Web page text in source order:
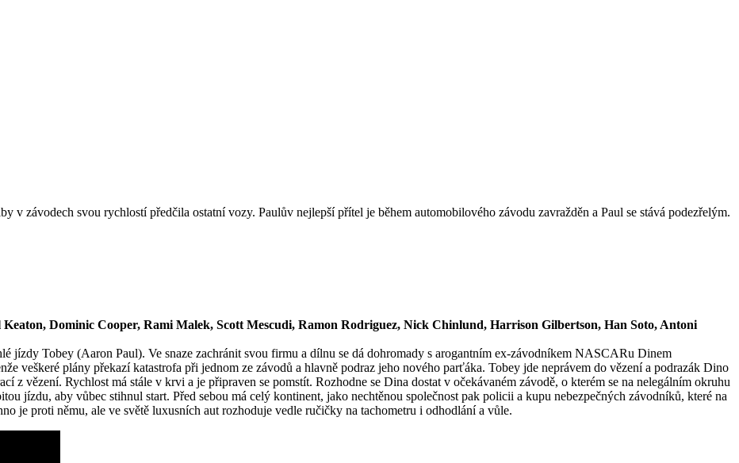
v závodech svou rychlostí předčila ostatní vozy. Paulův nejlepší přítel je během automobilového závodu zavražděn a Paul se stává podezřelým.
Dominic Cooper, Rami Malek, Scott Mescudi, Ramon Rodriguez, Nick Chinlund, Harrison Gilbertson, Han Soto, Antoni
jízdy Tobey (Aaron Paul). Ve snaze zachránit svou firmu a dílnu se dá dohromady s arogantním ex-závodníkem NASCARu Dinem
veškeré plány překazí katastrofa při jednom ze závodů a hlavně podraz jeho nového parťáka. Tobey jde neprávem do vězení a podrazák Dino
z vězení. Rychlost má stále v krvi a je připraven se pomstít. Rozhodne se Dina dostat v očekávaném závodě, o kterém se na nelegálním okruhu
jízdu, aby vůbec stihnul start. Před sebou má celý kontinent, jako nechtěnou společnost pak policii a kupu nebezpečných závodníků, které na
je proti němu, ale ve světě luxusních aut rozhoduje vedle ručičky na tachometru i odhodlání a vůle.